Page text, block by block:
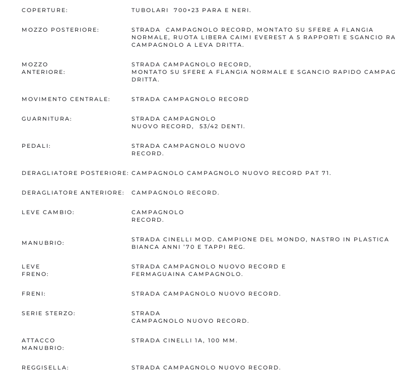
COPERTURE: TUBOLARI 700×23 PARA E NERI.
MOZZO POSTERIORE:
STRADA CAMPAGNOLO RECORD, MONTATO SU SFERE A FLANGIA
NORMALE, RUOTA LIBERA CAIMI EVEREST A 5 RAPPORTI E SGANCIO
CAMPAGNOLO A LEVA DRITTA.
MOZZO
ANTERIORE:
STRADA CAMPAGNOLO RECORD,
MONTATO SU SFERE A FLANGIA NORMALE E SGANCIO RAPIDO
DRITTA.
MOVIMENTO CENTRALE: STRADA CAMPAGNOLO RECORD
GUARNITURA:
STRADA CAMPAGNOLO
NUOVO RECORD, 53/42 DENTI.
PEDALI:
STRADA CAMPAGNOLO NUOVO
RECORD.
DERAGLIATORE POSTERIORE: CAMPAGNOLO CAMPAGNOLO NUOVO RECORD PAT 71.
DERAGLIATORE ANTERIORE: CAMPAGNOLO RECORD.
LEVE CAMBIO:
CAMPAGNOLO
RECORD.
MANUBRIO:
STRADA CINELLI MOD. CAMPIONE DEL MONDO, NASTRO IN PLASTICA
BIANCA ANNI ’70 E TAPPI REG.
LEVE
FRENO:
STRADA CAMPAGNOLO NUOVO RECORD E
FERMAGUAINA CAMPAGNOLO.
FRENI: STRADA CAMPAGNOLO NUOVO RECORD.
SERIE STERZO:
STRADA
CAMPAGNOLO NUOVO RECORD.
ATTACCO
MANUBRIO:
STRADA CINELLI 1A, 100 MM.
REGGISELLA: STRADA CAMPAGNOLO NUOVO RECORD.